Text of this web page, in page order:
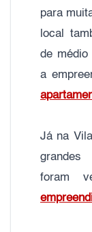
para
local
de médio
a
Já na
grandes
foram